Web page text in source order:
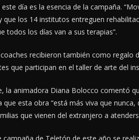
día es la esencia de la campaña.
que los 14 institutos entreguen
todos los días van a sus terapias”.
recibieron también como regalo
que participan en el taller de arte del
la animadora Diana Bolocco comentó
que esta obra “está más viva que
que vienen del extranjero a